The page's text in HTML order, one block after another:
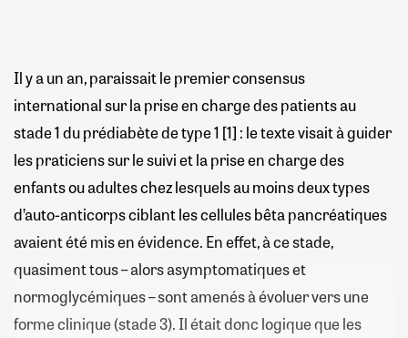
Il y a un an, paraissait le premier consensus
international sur la prise en charge des patients au
stade 1 du prédiabète de type 1 [1] : le texte visait à guider
les praticiens sur le suivi et la prise en charge des
enfants ou adultes chez lesquels au moins deux types
d’auto-anticorps ciblant les cellules bêta pancréatiques
avaient été mis en évidence. En effet, à ce stade,
quasiment tous – alors asymptomatiques et
normoglycémiques – sont amenés à évoluer vers une
forme clinique (stade 3). Il était donc logique que les